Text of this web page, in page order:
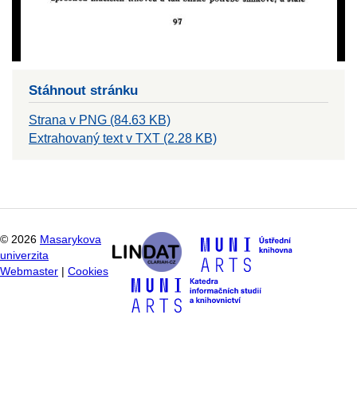
Stáhnout stránku
Strana v PNG (84.63 KB)
Extrahovaný text v TXT (2.28 KB)
© 2026 Masarykova
univerzita
Webmaster
Cookies